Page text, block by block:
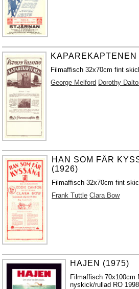
KAPAREKAPTENEN
Filmaffisch 32x70cm fint
George Melford Dorothy
HAN SOM FÅR
(1926)
Filmaffisch 32x70cm fint
Frank Tuttle Clara Bow
HAJEN (1975)
Filmaffisch 70x100cm
nyskick/rullad RO 1998